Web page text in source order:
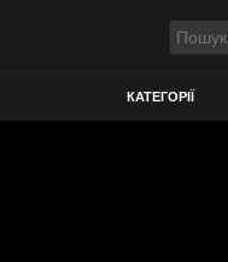
КАТЕГОРІЇ